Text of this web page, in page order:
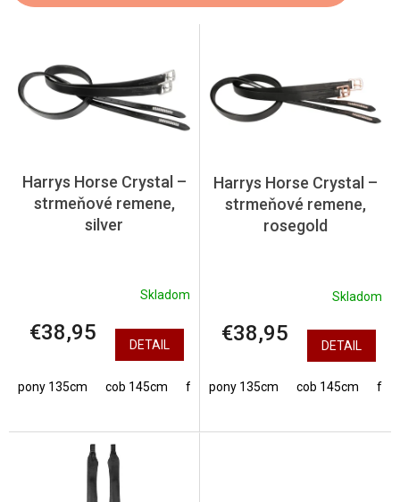
Harrys Horse Crystal –
strmeňové remene,
silver
Skladom
€38,95 DETAIL
pony 135cm cob 145cm full 155cm
Harrys Horse Crystal –
strmeňové remene,
rosegold
Skladom
€38,95 DETAIL
pony 135cm cob 145cm full